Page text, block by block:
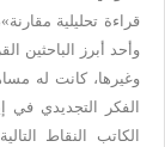
قراءة تحليلية مقارنة
وأحد أبرز الباحثين
وغيرها، كانت له
الفكر التجديدي في